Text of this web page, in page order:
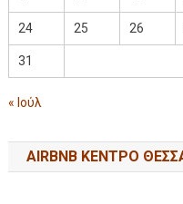
24 25 26
31
« Ιούλ
AIRBNB ΚΕΝΤΡΟ